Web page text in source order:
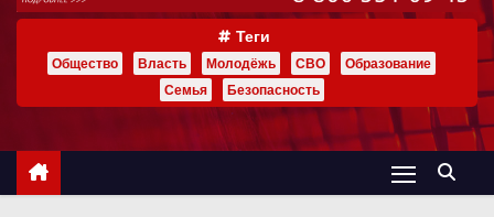
ж
Теги
Общество Власть Молодёжь СВО
Образование
Семья
Безопасность